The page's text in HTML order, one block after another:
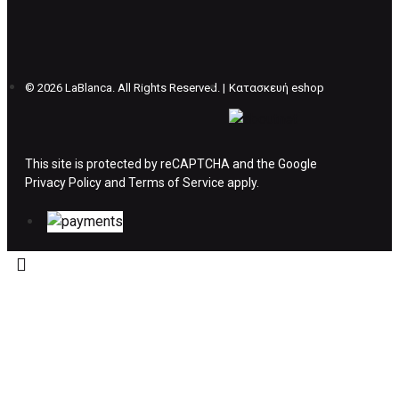
ΔΙΚΑΙΩΜΑ ΥΠΑΝΑΧΩΡΗΣΗΣ-ΕΠΙΣΤΡΟΦΗ
Η επιστροφή χρημάτων ακολουθείται στις
Το προϊόν θα πρέπει να βρίσκεται στην αρχική
© 2026 LaBlanca. All Rights Reserved. | Κατασκευή eshop
This site is protected by reCAPTCHA and the Google
Privacy Policyand Terms of Service apply.